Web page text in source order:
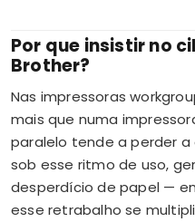
Por que insistir no
Brother?
Nas impressoras
mais que numa
paralelo tende a perder
sob esse ritmo de uso,
desperdício de papel —
esse retrabalho se